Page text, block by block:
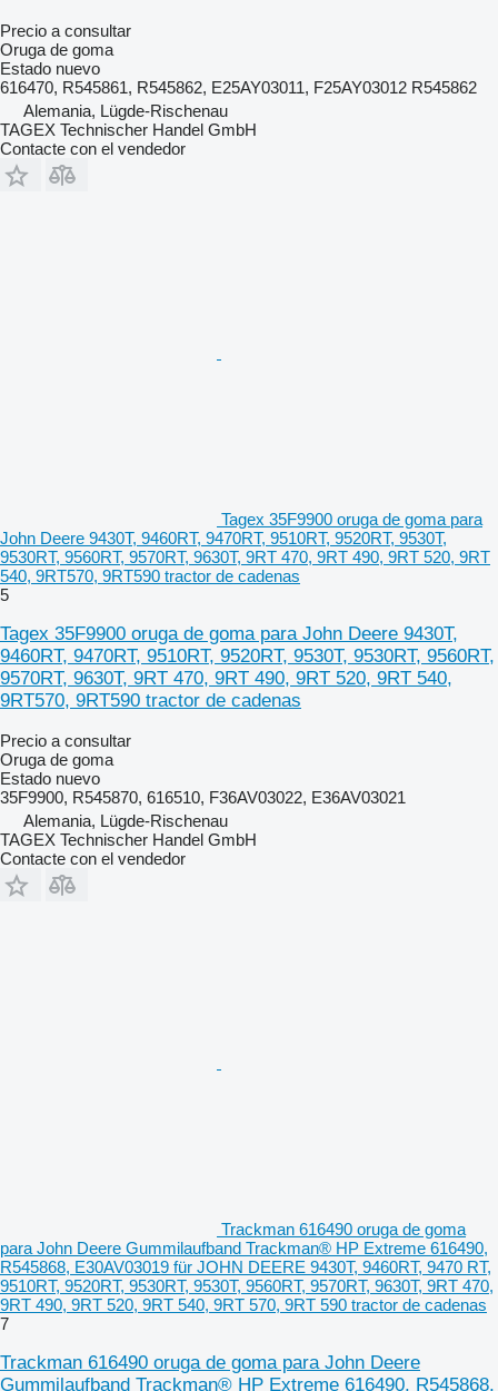
Precio a consultar
Oruga de goma
Estado nuevo
616470, R545861, R545862, E25AY03011, F25AY03012 R545862
Alemania, Lügde-Rischenau
TAGEX Technischer Handel GmbH
Contacte con el vendedor
Tagex 35F9900 oruga de goma para
John Deere 9430T, 9460RT, 9470RT, 9510RT, 9520RT, 9530T,
9530RT, 9560RT, 9570RT, 9630T, 9RT 470, 9RT 490, 9RT 520, 9RT
540, 9RT570, 9RT590 tractor de cadenas
5
Tagex 35F9900 oruga de goma para John Deere 9430T,
9460RT, 9470RT, 9510RT, 9520RT, 9530T, 9530RT, 9560RT,
9570RT, 9630T, 9RT 470, 9RT 490, 9RT 520, 9RT 540,
9RT570, 9RT590 tractor de cadenas
Precio a consultar
Oruga de goma
Estado nuevo
35F9900, R545870, 616510, F36AV03022, E36AV03021
Alemania, Lügde-Rischenau
TAGEX Technischer Handel GmbH
Contacte con el vendedor
Trackman 616490 oruga de goma
para John Deere Gummilaufband Trackman® HP Extreme 616490,
R545868, E30AV03019 für JOHN DEERE 9430T, 9460RT, 9470 RT,
9510RT, 9520RT, 9530RT, 9530T, 9560RT, 9570RT, 9630T, 9RT 470,
9RT 490, 9RT 520, 9RT 540, 9RT 570, 9RT 590 tractor de cadenas
7
Trackman 616490 oruga de goma para John Deere
Gummilaufband Trackman® HP Extreme 616490, R545868,